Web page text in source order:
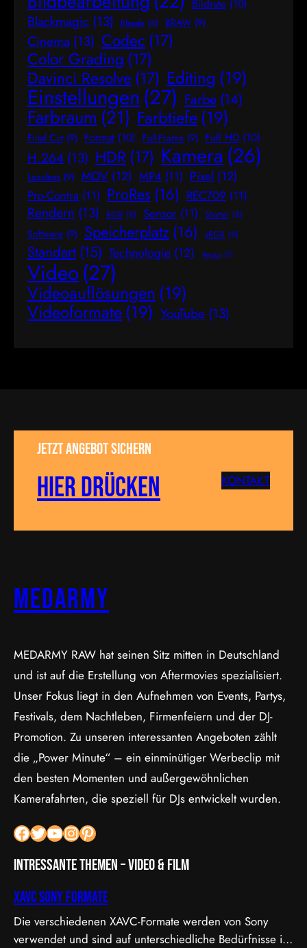
Bildrate (10)
Blackmagic (13) Blende (8) BRAW (9)
Cinema (13) Codec (17)
Color Grading (17)
Davinci Resolve (17) Editing (19)
Einstellungen(27) Farbe (14)
Farbraum (21) Farbtiefe (19)
Final Cut (9) Format (10) Full-Frame (9) Full HD (10)
H.264 (13) HDR (17) Kamera (26)
Lossless (9) MOV (12) MP4 (11) Pixel (12)
Pro-Contra (11) ProRes (16) REC709 (11)
Rendern (13) RGB (8) Sensor (11) Shutter (8)
Software (9) Speicherplatz (16) sRGB (8)
Standart (15) Technologie (12) Versus (7)
Video(27)
Videoauflösungen (19)
Videoformate (19) YouTube (13)
Jetzt Angebot sichern
Hier drücken KONTAKT
MEDARMY
MEDARMY RAW hat seinen Sitz mitten in Deutschland
und ist auf die Erstellung von Aftermovies spezialisiert.
Unser Fokus liegt in den Aufnehmen von Events, Partys,
Festivals, dem Nachtleben, Firmenfeiern und der DJ-
Promotion. Zu unseren interessanten Angeboten zählt
die „Power Minute“ – ein einminütiger Werbeclip mit
den besten Momenten und außergewöhnlichen
Kamerafahrten, die speziell für DJs entwickelt wurden.
Facebook Twitter YouTube InstagramPinterest
Intressante Themen – Video & Film
XAVC Sony Formate
Die verschiedenen XAVC-Formate werden von Sony
verwendet und sind auf unterschiedliche Bedürfnisse in